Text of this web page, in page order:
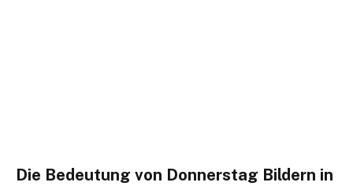
Die Bedeutung von Donnerstag Bildern in